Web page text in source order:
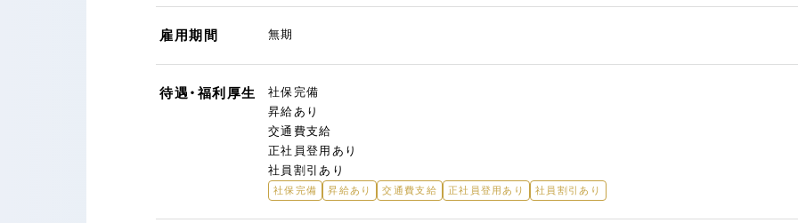
雇用期間 無期
待遇・福利厚生
社保完備
昇給あり
交通費支給
正社員登用あり
社員割引あり
社保完備 昇給あり 交通費支給 正社員登用あり 社員割引あり